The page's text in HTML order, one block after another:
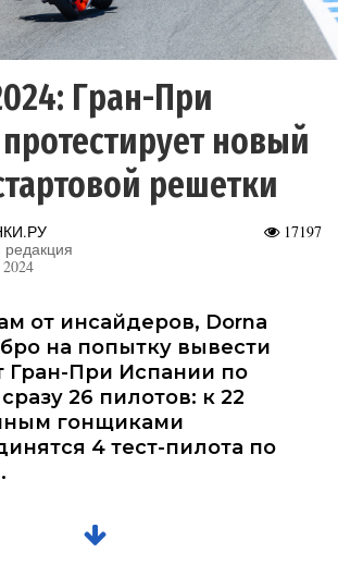
Гран-При
новый
решетки
17197
редакция
от инсайдеров, Dorna
на попытку вывести
Гран-При Испании по
сразу 26 пилотов: к 22
гонщиками
4 тест-пилота по